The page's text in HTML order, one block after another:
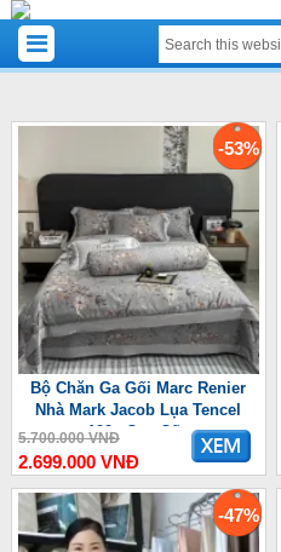
-53%
Bộ Chăn Ga Gối Marc Renier
Nhà Mark Jacob Lụa Tencel
100s Cao Cấp
5.700.000 VNĐ
2.699.000 VNĐ
-47%